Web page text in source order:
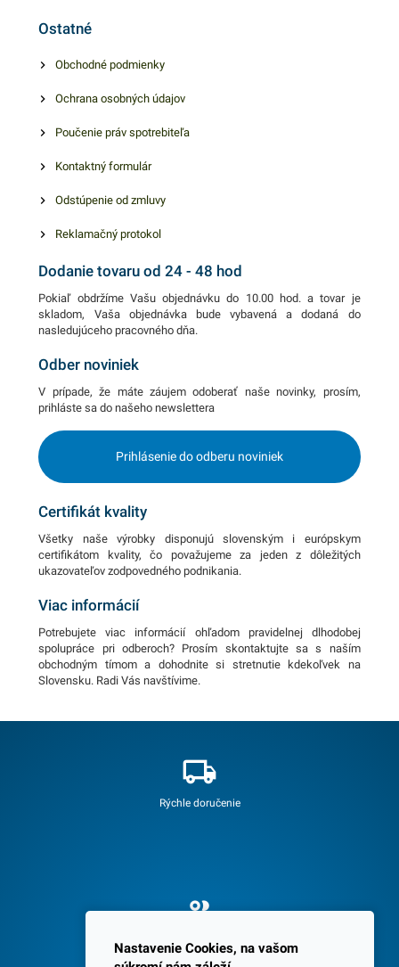
Ostatné
Obchodné podmienky
Ochrana osobných údajov
Poučenie práv spotrebiteľa
Kontaktný formulár
Odstúpenie od zmluvy
Reklamačný protokol
Dodanie tovaru od 24 - 48 hod
Pokiaľ obdržíme Vašu objednávku do 10.00 hod. a tovar je
skladom, Vaša objednávka bude vybavená a dodaná do
nasledujúceho pracovného dňa.
Odber noviniek
V prípade, že máte záujem odoberať naše novinky, prosím,
prihláste sa do našeho newslettera
Prihlásenie do odberu noviniek
Certifikát kvality
Všetky naše výrobky disponujú slovenským i európskym
certifikátom kvality, čo považujeme za jeden z dôležitých
ukazovateľov zodpovedného podnikania.
Viac informácií
Potrebujete viac informácií ohľadom pravidelnej dlhodobej
spolupráce pri odberoch? Prosím skontaktujte sa s naším
obchodným tímom a dohodnite si stretnutie kdekoľvek na
Slovensku. Radi Vás navštívime.
Rýchle doručenie
Spokojných 3600 zákazníkov
Nastavenie Cookies, na vašom